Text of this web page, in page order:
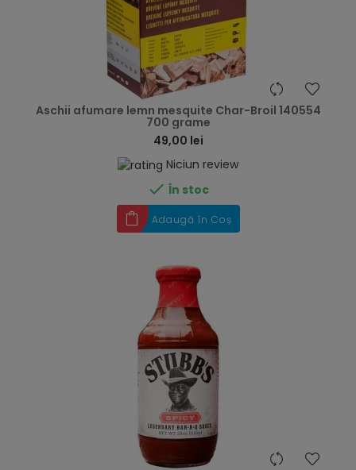
Aschii afumare lemn mesquite Char-Broil 140554
700 grame
49,00 lei
Niciun review
 În stoc
Adaugă în Coș